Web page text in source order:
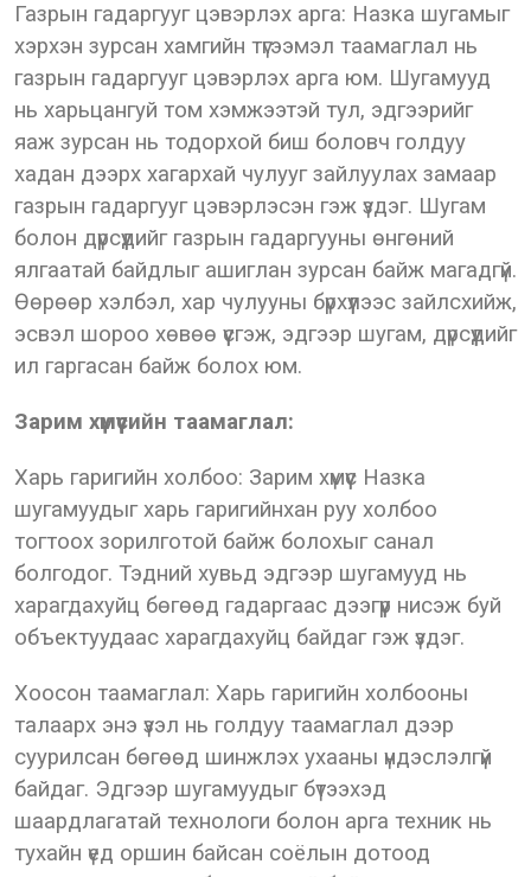
Газрын гадаргууг цэвэрлэх арга: Назка шугамыг
хэрхэн зурсан хамгийн түгээмэл таамаглал нь
газрын гадаргууг цэвэрлэх арга юм. Шугамууд
нь харьцангуй том хэмжээтэй тул, эдгээрийг
яаж зурсан нь тодорхой биш боловч голдуу
хадан дээрх хагархай чулууг зайлуулах замаар
газрын гадаргууг цэвэрлэсэн гэж үздэг. Шугам
болон дүрсүүдийг газрын гадаргууны өнгөний
ялгаатай байдлыг ашиглан зурсан байж магадгүй.
Өөрөөр хэлбэл, хар чулууны бүрхүүлээс зайлсхийж,
эсвэл шороо хөвөө үүсгэж, эдгээр шугам, дүрсүүдийг
ил гаргасан байж болох юм.
Зарим хүмүүсийн таамаглал:
Харь гаригийн холбоо: Зарим хүмүүс Назка
шугамуудыг харь гаригийнхан руу холбоо
тогтоох зорилготой байж болохыг санал
болгодог. Тэдний хувьд эдгээр шугамууд нь
харагдахуйц бөгөөд гадаргаас дээгүүр нисэж буй
объектуудаас харагдахуйц байдаг гэж үздэг.
Хоосон таамаглал: Харь гаригийн холбооны
талаарх энэ үзэл нь голдуу таамаглал дээр
суурилсан бөгөөд шинжлэх ухааны үндэслэлгүй
байдаг. Эдгээр шугамуудыг бүтээхэд
шаардлагатай технологи болон арга техник нь
тухайн үед оршин байсан соёлын дотоод